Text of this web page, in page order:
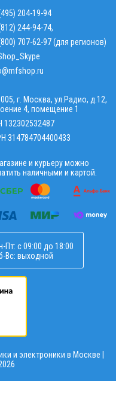
204-19-94
244-94-74,
707-62-97 (для регионов)
г. Москва, ул.Радио, д.12,
4, помещение 1
132302532487
314784704400433
и курьеру можно
наличными и картой.
Пт: с 09:00 до 18:00
Вс: выходной
и электроники в Москве |